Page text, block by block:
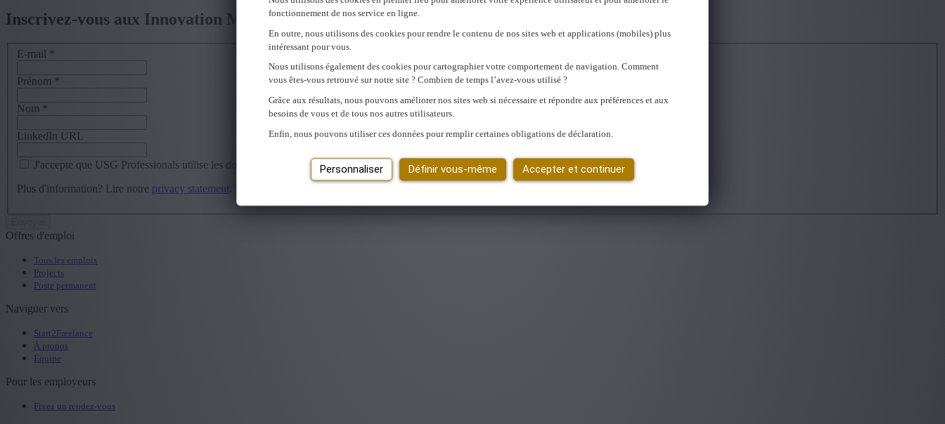
fonctionnement de nos service en ligne.
En outre, nous utilisons des cookies pour rendre le contenu de nos sites web et applications (mobiles) plus
intéressant pour vous.
Nous utilisons également des cookies pour cartographier votre comportement de navigation. Comment
vous êtes-vous retrouvé sur notre site ? Combien de temps l’avez-vous utilisé ?
Grâce aux résultats, nous pouvons améliorer nos sites web si nécessaire et répondre aux préférences et aux
besoins de vous et de tous nos autres utilisateurs.
Enfin, nous pouvons utiliser ces données pour remplir certaines obligations de déclaration.
Personnaliser Définir vous-même Accepter et continuer
Inscrivez-vous aux Innovation Meetups
E-mail *
Prénom *
Nom *
LinkedIn URL
J'accepte que USG Professionals utilise les données que je communique pour me proposer des articles inspirants et m'informer des promotions.
Plus d'information? Lire notre privacy statement
Offres d'emploi
Tous les emplois
Projects
Poste permanent
Naviguer vers
Start2Freelance
À propos
Équipe
Pour les employeurs
Fixez un rendez-vous